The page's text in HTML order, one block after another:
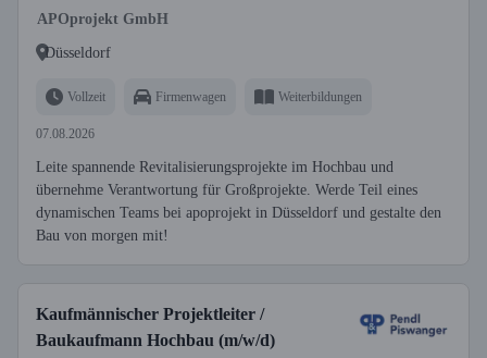
APOprojekt GmbH
Düsseldorf
Vollzeit Firmenwagen Weiterbildungen
07.08.2026
Leite spannende Revitalisierungsprojekte im Hochbau und
übernehme Verantwortung für Großprojekte. Werde Teil eines
dynamischen Teams bei apoprojekt in Düsseldorf und gestalte den
Bau von morgen mit!
Kaufmännischer Projektleiter /
Baukaufmann Hochbau (m/w/d)